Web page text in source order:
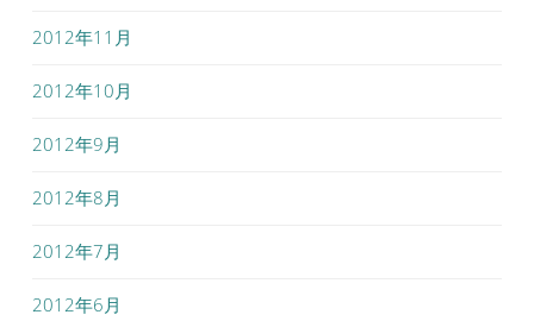
2012年11月
2012年10月
2012年9月
2012年8月
2012年7月
2012年6月